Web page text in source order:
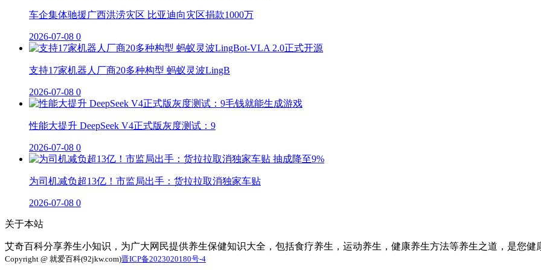
车企集体驰援广西洪涝灾区 比亚迪向灾区捐款1000万
2026-07-08 0
支持17家机器人厂商20多种构型 蚂蚁灵波LingB
2026-07-08 0
性能大提升 DeepSeek V4正式版灰度测试：9
2026-07-08 0
为司机减负超13亿！市监局出手：货拉拉取消独家车贴
2026-07-08 0
关于本站
艾奇百科分享养生小知识，为广大网民提供养生保健知识大全，包括食疗养生，运动养生，健康养生方法等养生之道，是您健
Copyright @ 就爱百科(92jkw.com)晋ICP备2023020180号-4